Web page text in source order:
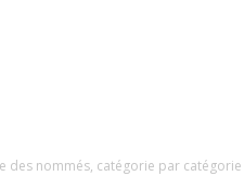
des nommés, catégorie par catégorie